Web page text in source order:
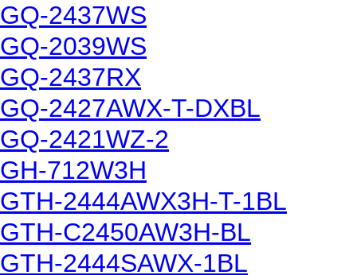
GQ-2437WS
GQ-2039WS
GQ-2437RX
GQ-2427AWX-T-DXBL
GQ-2421WZ-2
GH-712W3H
GTH-2444AWX3H-T-1BL
GTH-C2450AW3H-BL
GTH-2444SAWX-1BL